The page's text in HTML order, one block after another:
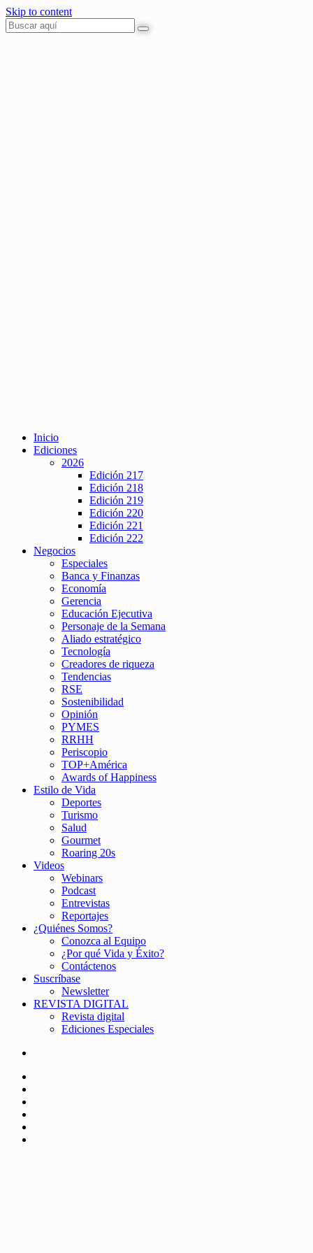
Skip to content
Inicio
Ediciones
2026
Edición 217
Edición 218
Edición 219
Edición 220
Edición 221
Edición 222
Negocios
Especiales
Banca y Finanzas
Economía
Gerencia
Educación Ejecutiva
Personaje de la Semana
Aliado estratégico
Tecnología
Creadores de riqueza
Tendencias
RSE
Sostenibilidad
Opinión
PYMES
RRHH
Periscopio
TOP+América
Awards of Happiness
Estilo de Vida
Deportes
Turismo
Salud
Gourmet
Roaring 20s
Videos
Webinars
Podcast
Entrevistas
Reportajes
¿Quiénes Somos?
Conozca al Equipo
¿Por qué Vida y Éxito?
Contáctenos
Suscríbase
Newsletter
REVISTA DIGITAL
Revista digital
Ediciones Especiales